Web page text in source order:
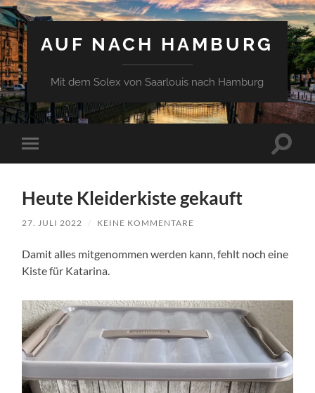
AUF NACH HAMBURG
Mit dem Solex von Saarlouis nach Hamburg
Mobile-
Menü
Heute Kleiderkiste gekauft
27. JULI 2022 / KEINE KOMMENTARE
Damit alles mitgenommen werden kann, fehlt noch eine
Kiste für Katarina.